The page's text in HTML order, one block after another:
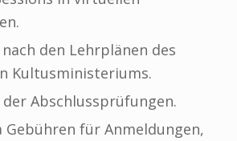
den Lehrplänen des
Kultusministeriums.
Abschlussprüfungen.
Gebühren für Anmeldungen,